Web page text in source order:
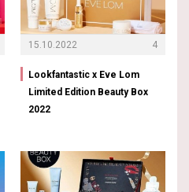
15.10.2022 4
Lookfantastic x Eve Lom
Limited Edition Beauty Box
2022